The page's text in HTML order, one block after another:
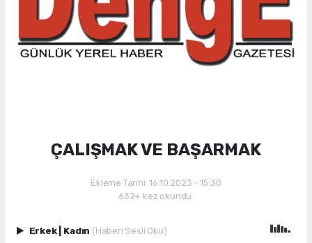
ÇALIŞMAK VE BAŞARMAK
Ekleme Tarihi: 16.10.2023 - 15:30
632+ kez okundu.
Erkek Kadın (Haberi Sesli Oku)